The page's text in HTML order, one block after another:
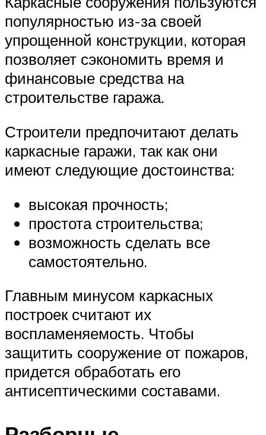
популярностью из-за своей
упрощенной конструкции, которая
позволяет сэкономить время и
финансовые средства на
строительстве гаража.
Строители предпочитают делать
каркасные гаражи, так как они
имеют следующие достоинства:
высокая прочность;
простота строительства;
возможность сделать все
самостоятельно.
Главным минусом каркасных
построек считают их
воспламеняемость. Чтобы
защитить сооружение от пожаров,
придется обработать его
антисептическими составами.